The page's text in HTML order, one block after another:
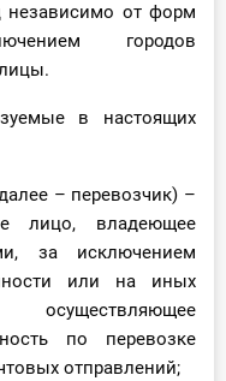
независимо от форм
городов
в настоящих
– перевозчик) –
лицо, владеющее
за исключением
или на иных
по перевозке
отправлений;